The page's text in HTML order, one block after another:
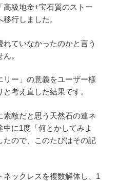
高級地金+宝石質のストー
行しました。
ていなかったのかと言う
。
リー」の意義をユーザー様
考え直した結果です。
敵だと思う天然石の連ネ
に1度「何とかしてみよ
たので、このたびはその記
ックレスを複数解体し、1